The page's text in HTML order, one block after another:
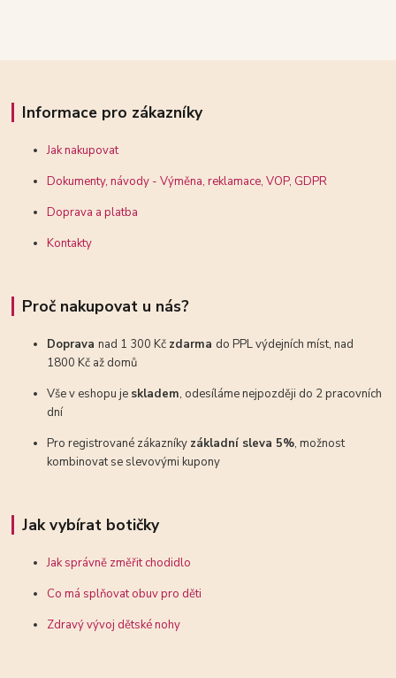
Informace pro zákazníky
Jak nakupovat
Dokumenty, návody - Výměna, reklamace, VOP, GDPR
Doprava a platba
Kontakty
Proč nakupovat u nás?
Dopravanad 1 300 Kč zdarma do PPL výdejních míst, nad
1800 Kč až domů
Vše v eshopu je skladem, odesíláme nejpozději do 2 pracovních
dní
Pro registrované zákazníky základní sleva 5%, možnost
kombinovat se slevovými kupony
Jak vybírat botičky
Jak správně změřit chodidlo
Co má splňovat obuv pro děti
Zdravý vývoj dětské nohy